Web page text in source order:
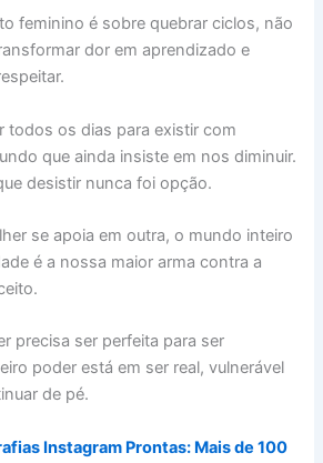
feminino é sobre quebrar ciclos, não
dor em aprendizado e
todos os dias para existir com
que ainda insiste em nos diminuir.
desistir nunca foi opção.
se apoia em outra, o mundo inteiro
é a nossa maior arma contra a
precisa ser perfeita para ser
poder está em ser real, vulnerável
de pé.
Instagram Prontas: Mais de 100